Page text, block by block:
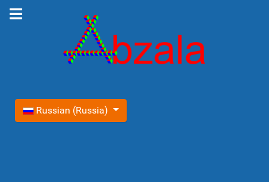
Выберите язык
Russian (Russia)